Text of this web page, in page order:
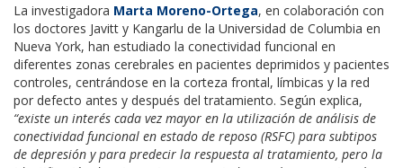
La investigadora Marta Moreno-Ortega, en colaboración con
los doctores Javitt y Kangarlu de la Universidad de Columbia en
Nueva York, han estudiado la conectividad funcional en
diferentes zonas cerebrales en pacientes deprimidos y pacientes
controles, centrándose en la corteza frontal, límbicas y la red
por defecto antes y después del tratamiento. Según explica,
“existe un interés cada vez mayor en la utilización de análisis de
conectividad funcional en estado de reposo (RSFC) para subtipos
de depresión y para predecir la respuesta al tratamiento, pero la